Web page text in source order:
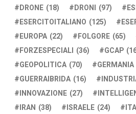
DRONE (18) DRONI (97)
ESERCITOITALIANO (125)
EUROPA (22) FOLGORE (65)
FORZESPECIALI (36) GCAP
GEOPOLITICA (70) GERMANIA
GUERRAIBRIDA (16)
INNOVAZIONE (27)
IRAN (38) ISRAELE (24)